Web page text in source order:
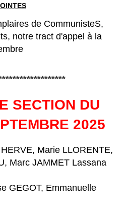
de CommunisteS,
notre tract d'appel à la
SECTION DU
2025
Marie LLORENTE,
Marc JAMMET Lassana
GEGOT, Emmanuelle